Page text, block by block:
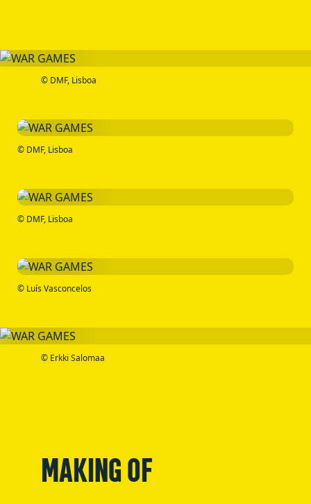
© DMF, Lisboa
© DMF, Lisboa
© DMF, Lisboa
© Luís Vasconcelos
© Erkki Salomaa
MAKING OF